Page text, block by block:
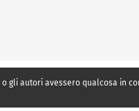
gli autori avessero qualcosa in